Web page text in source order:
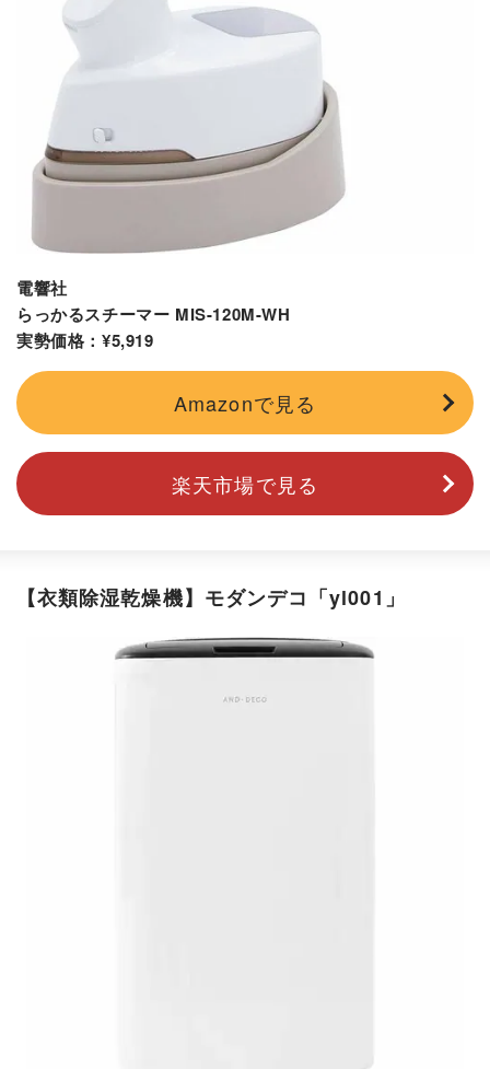
電響社
らっかるスチーマー MIS-120M-WH
実勢価格：¥5,919
Amazonで見る
楽天市場で見る
【衣類除湿乾燥機】モダンデコ「yl001」